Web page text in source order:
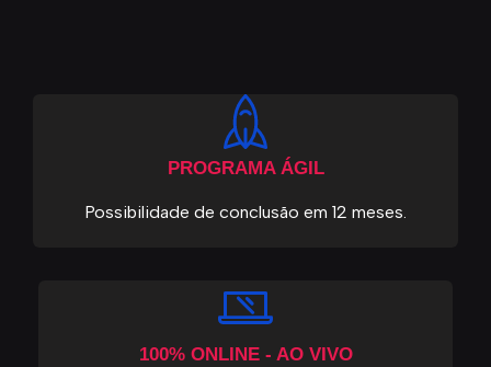
PROGRAMA ÁGIL
Possibilidade de conclusão em 12 meses.
100% ONLINE - AO VIVO